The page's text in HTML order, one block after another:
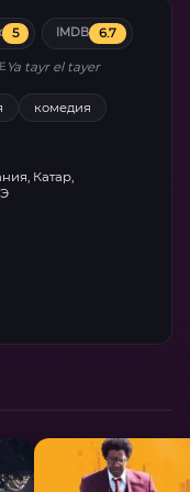
5 IMDB 6.7
Ya tayr el tayer
комедия
Катар,